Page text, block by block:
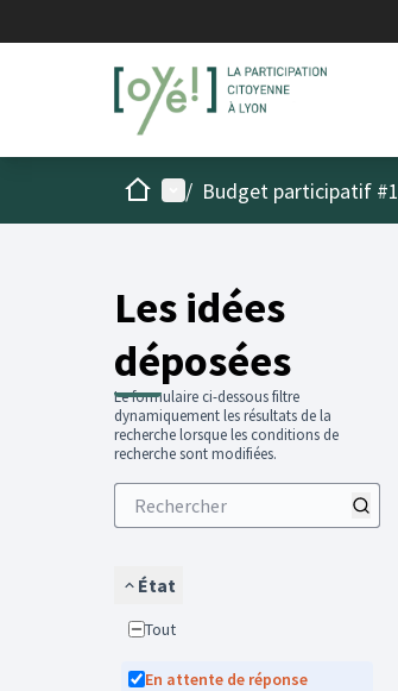
AccueilMenu principal
/ Budget participatif #1
Les idées
déposées
Le formulaire ci-dessous filtre
dynamiquement les résultats de la
recherche lorsque les conditions de
recherche sont modifiées.
État
Tout
En attente de réponse